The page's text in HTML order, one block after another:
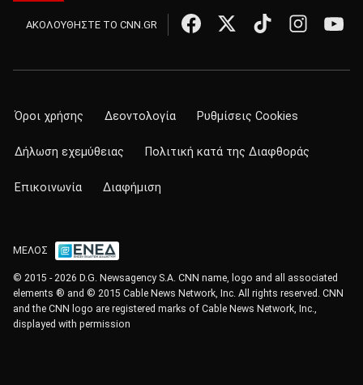
ΑΚΟΛΟΥΘΗΣΤΕ ΤΟ CNN.GR
Όροι χρήσης Δεοντολογία Ρυθμίσεις Cookies
Δήλωση εχεμύθειας Πολιτική κατά της Διαφθοράς
Επικοινωνία Διαφήμιση
ΜΕΛΟΣ
© 2015 - 2026 D.G. Newsagency S.A. CNN name, logo and all associated
elements ® and © 2015 Cable News Network, Inc. All rights reserved. CNN
and the CNN logo are registered marks of Cable News Network, Inc.,
displayed with permission